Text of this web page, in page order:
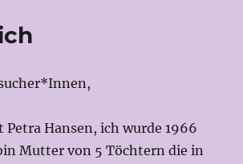
Petra Hansen, ich wurde 1966
Mutter von 5 Töchtern die in